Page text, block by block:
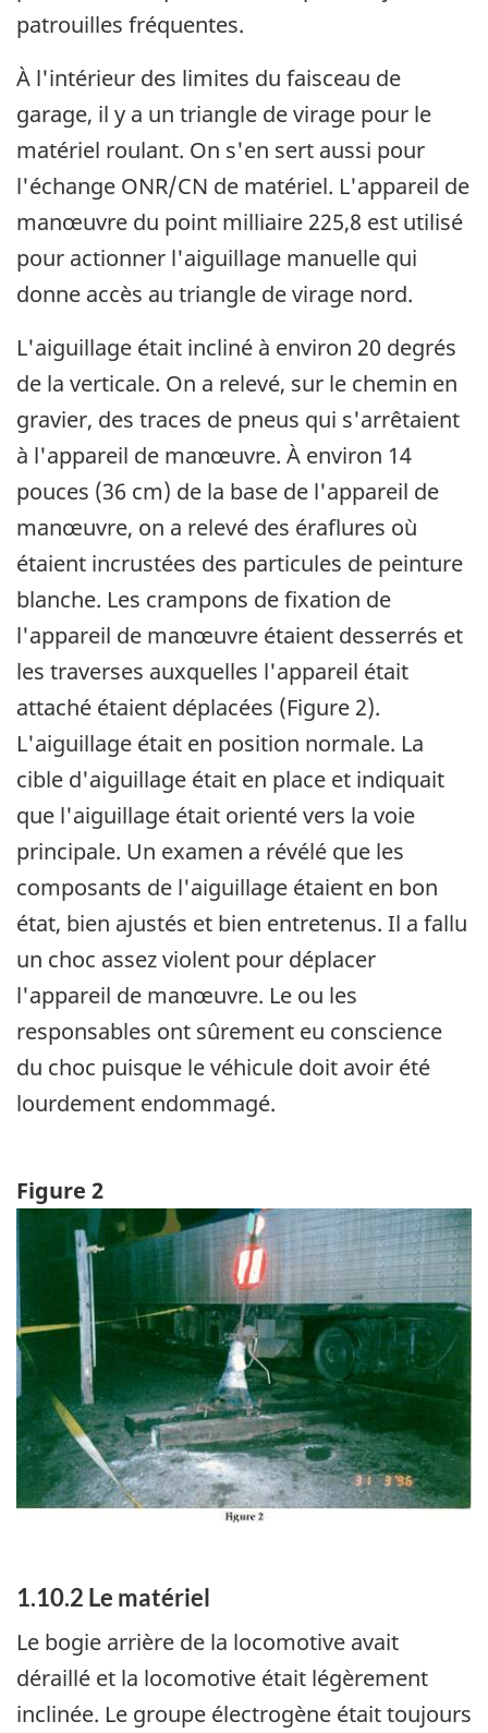
patrouilles fréquentes.
À l'intérieur des limites du faisceau de
garage, il y a un triangle de virage pour le
matériel roulant. On s'en sert aussi pour
l'échange ONR/CN de matériel. L'appareil de
manœuvre du point milliaire 225,8 est utilisé
pour actionner l'aiguillage manuelle qui
donne accès au triangle de virage nord.
L'aiguillage était incliné à environ 20 degrés
de la verticale. On a relevé, sur le chemin en
gravier, des traces de pneus qui s'arrêtaient
à l'appareil de manœuvre. À environ 14
pouces (36 cm) de la base de l'appareil de
manœuvre, on a relevé des éraflures où
étaient incrustées des particules de peinture
blanche. Les crampons de fixation de
l'appareil de manœuvre étaient desserrés et
les traverses auxquelles l'appareil était
attaché étaient déplacées (Figure 2).
L'aiguillage était en position normale. La
cible d'aiguillage était en place et indiquait
que l'aiguillage était orienté vers la voie
principale. Un examen a révélé que les
composants de l'aiguillage étaient en bon
état, bien ajustés et bien entretenus. Il a fallu
un choc assez violent pour déplacer
l'appareil de manœuvre. Le ou les
responsables ont sûrement eu conscience
du choc puisque le véhicule doit avoir été
lourdement endommagé.
Figure 2
Image
1.10.2 Le matériel
Le bogie arrière de la locomotive avait
déraillé et la locomotive était légèrement
inclinée. Le groupe électrogène était toujours